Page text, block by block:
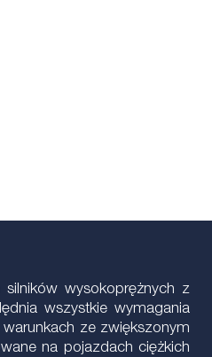
wysokoprężnych z
wszystkie wymagania
ze zwiększonym
na pojazdach ciężkich